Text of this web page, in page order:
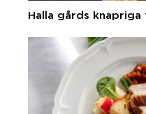
Halla gårds knapriga